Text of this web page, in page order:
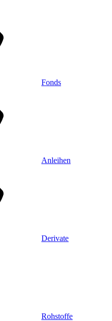
Fonds
Anleihen
Derivate
Rohstoffe